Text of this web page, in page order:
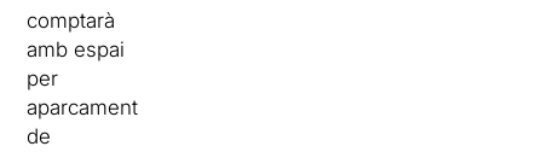
comptarà
amb espai
per
aparcament
de